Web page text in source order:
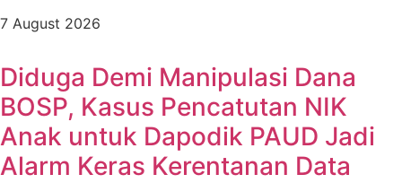
7 August 2026
Diduga Demi Manipulasi Dana
BOSP, Kasus Pencatutan NIK
Anak untuk Dapodik PAUD Jadi
Alarm Keras Kerentanan Data